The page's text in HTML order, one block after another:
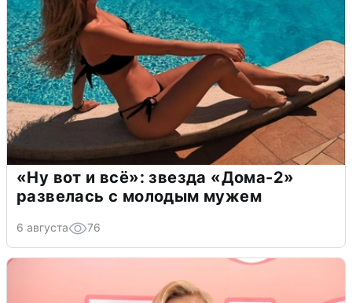
«Ну вот и всё»: звезда «Дома-2»
развелась с молодым мужем
6 августа 76